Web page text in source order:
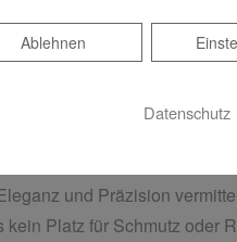
Waschtischarmaturen
Armatur anderswo
und Präzision
Platz für Schmutz
Ablehnen
Ablehnen
Datenschutz